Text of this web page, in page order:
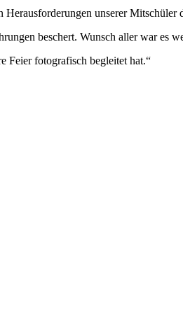
unserer
beschert. Wunsch aller war
Feier fotografisch begleitet hat.“